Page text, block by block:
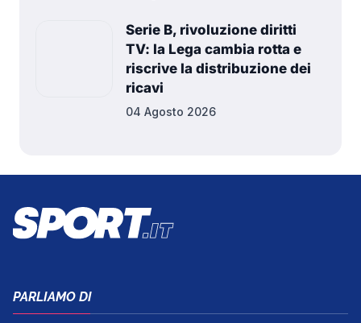
Serie B, rivoluzione diritti
TV: la Lega cambia rotta e
riscrive la distribuzione dei
ricavi
04 Agosto 2026
PARLIAMO DI